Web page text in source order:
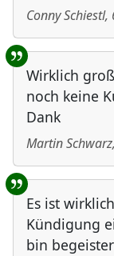
Conny Schiestl,
Wirklich
noch keine
Dank
Martin Schwarz,
Es ist
Kündigung
bin